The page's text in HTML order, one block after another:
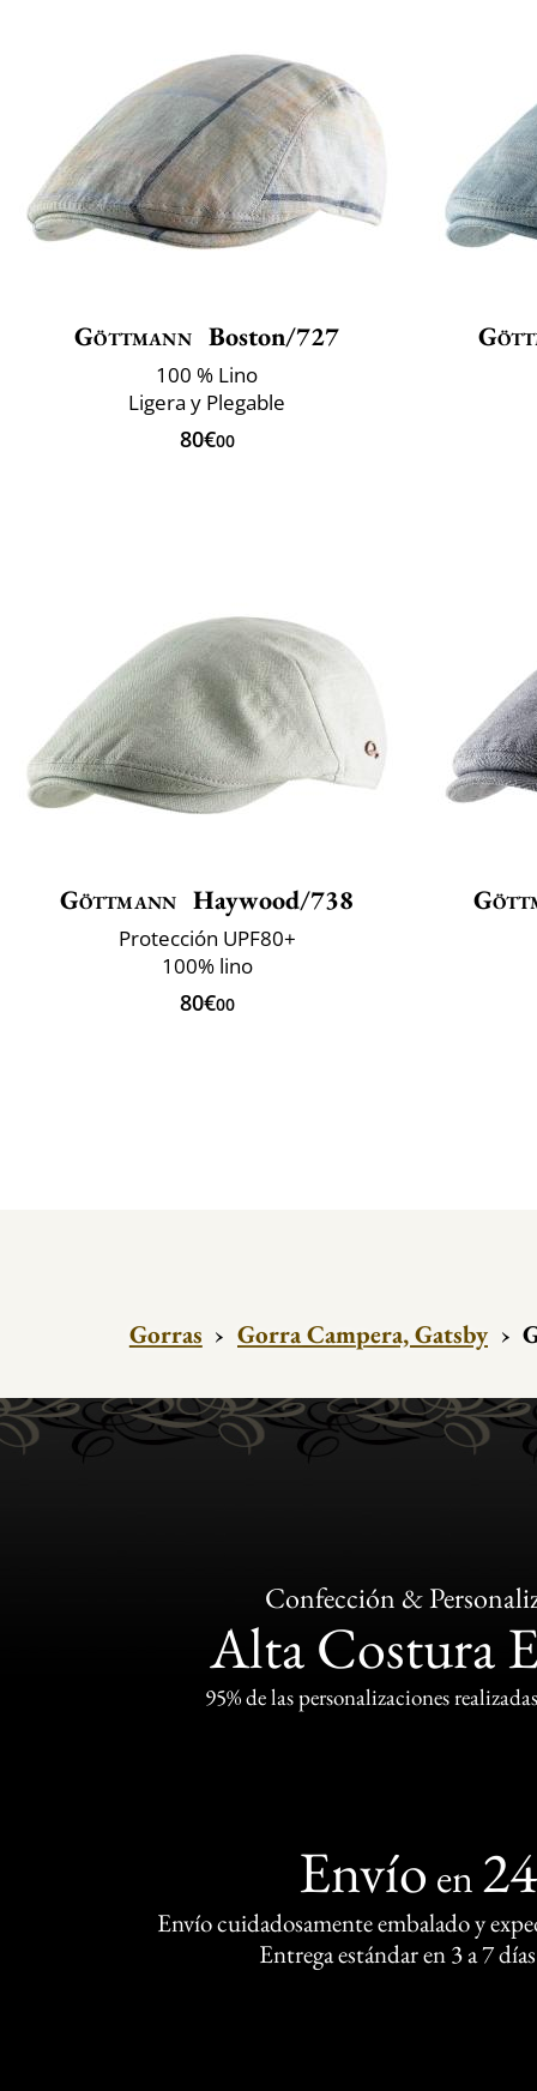
Göttmann Boston/727
100 % Lino
Ligera y Plegable
80€00
Göttmann Haywood/738
Protección UPF80+
100% lino
80€00
Gorras › Gorra Campera, Gatsby ›
Confección &
Alta Costura
95% de las personalizaciones
Envío en
Envío cuidadosamente embalado y
Entrega estándar en 3 a 7